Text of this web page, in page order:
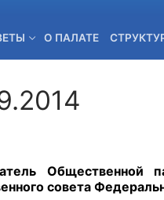
О ПАЛАТЕ
Общественной
совета